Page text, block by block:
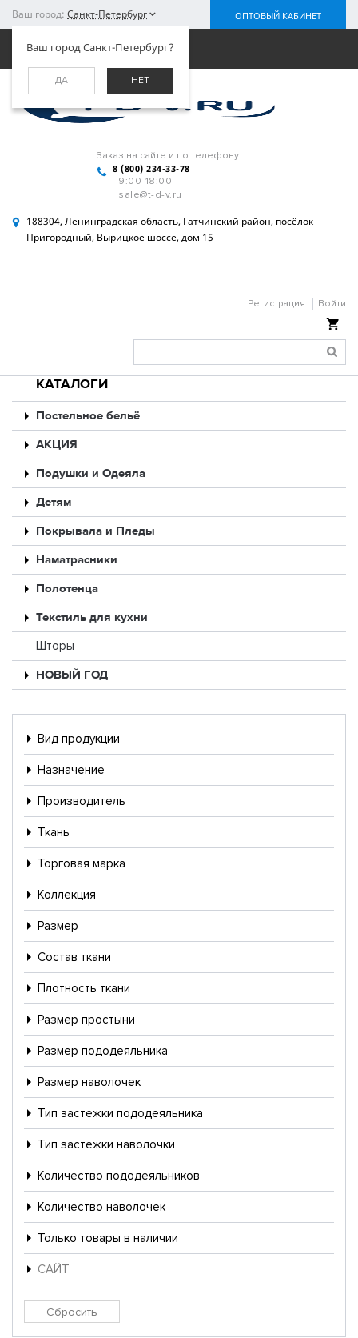
Ваш город: Санкт-Петербург
Ваш город Санкт-Петербург?
ДА НЕТ
ОПТОВЫЙ КАБИНЕТ
Заказ на сайте и по телефону
8 (800) 234-33-78
9:00-18:00
sale@t-d-v.ru
188304, Ленинградская область, Гатчинский район, посёлок
Пригородный, Вырицкое шоссе, дом 15
Регистрация Войти
Меню
КАТАЛОГИ
Постельное бельё
АКЦИЯ
Подушки и Одеяла
Детям
Покрывала и Пледы
Наматрасники
Полотенца
Текстиль для кухни
Шторы
НОВЫЙ ГОД
Вид продукции
Назначение
Производитель
Ткань
Торговая марка
Коллекция
Размер
Состав ткани
Плотность ткани
Размер простыни
Размер пододеяльника
Размер наволочек
Тип застежки пододеяльника
Тип застежки наволочки
Количество пододеяльников
Количество наволочек
Только товары в наличии
САЙТ